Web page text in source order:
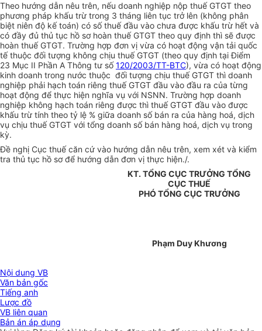
Theo hướng dẫn nêu trên, nếu doanh nghiệp nộp thuế GTGT theo
phương pháp khấu trừ trong 3 tháng liên tục trở lên (không phân
biệt niên độ kế toán) có số thuế đầu vào chưa được khấu trừ hết và
có đầy đủ thủ tục hồ sơ hoàn thuế GTGT theo quy định thì sẽ được
hoàn thuế GTGT. Trường hợp đơn vị vừa có hoạt động vận tải quốc
tế thuộc đối tượng không chịu thuế GTGT (theo quy định tại Điểm
23 Mục II Phần A Thông tư số120/2003/TT-BTC), vừa có hoạt động
kinh doanh trong nước thuộc đối tượng chịu thuế GTGT thì doanh
nghiệp phải hạch toán riêng thuế GTGT đầu vào đầu ra của từng
hoạt động để thực hiện nghĩa vụ với NSNN. Trường hợp doanh
nghiệp không hạch toán riêng được thì thuế GTGT đầu vào được
khấu trừ tính theo tỷ lệ % giữa doanh số bán ra của hàng hoá, dịch
vụ chịu thuế GTGT với tổng doanh số bán hàng hoá, dịch vụ trong
kỳ.
Đề nghị Cục thuế căn cứ vào hướng dẫn nêu trên, xem xét và kiểm
tra thủ tục hồ sơ để hướng dẫn đơn vị thực hiện./.
KT. TỔNG CỤC TRƯỞNG TỔNG
CỤC THUẾ
PHÓ TỔNG CỤC TRƯỞNG
Phạm Duy Khương
Nội dung VB
Văn bản gốc
Tiếng anh
Lược đồ
VB liên quan
Bản án áp dụng